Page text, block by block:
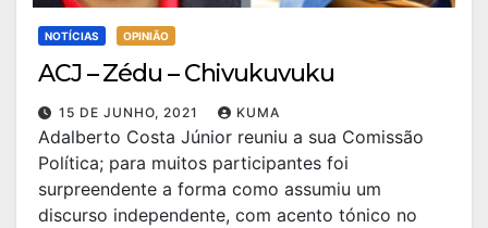
NOTÍCIAS OPINIÃO
ACJ – Zédu – Chivukuvuku
15 DE JUNHO, 2021 KUMA
Adalberto Costa Júnior reuniu a sua Comissão
Política; para muitos participantes foi
surpreendente a forma como assumiu um
discurso independente, com acento tónico no